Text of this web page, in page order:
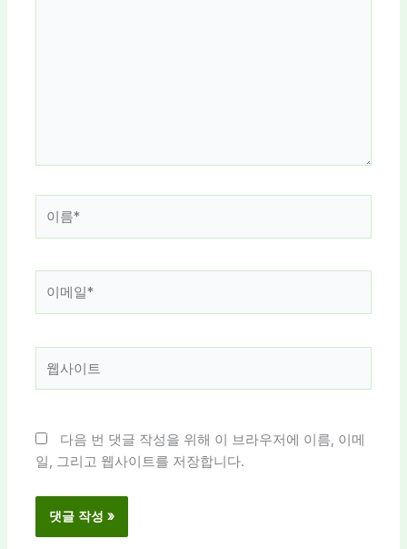
*
다음 번 댓글 작성을 위해 이 브라우저에 이름, 이메
일, 그리고 웹사이트를 저장합니다.